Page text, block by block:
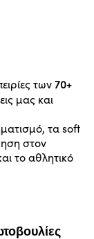
των70+
μας και
τα soft
στον
το αθλητικό